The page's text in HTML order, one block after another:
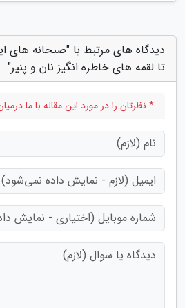
دیدگاه های مرتبط با "صبحانه های
تا لقمه های خاطره انگیز نان و پنیر"
* نظرتان را در مورد این مقاله با ما